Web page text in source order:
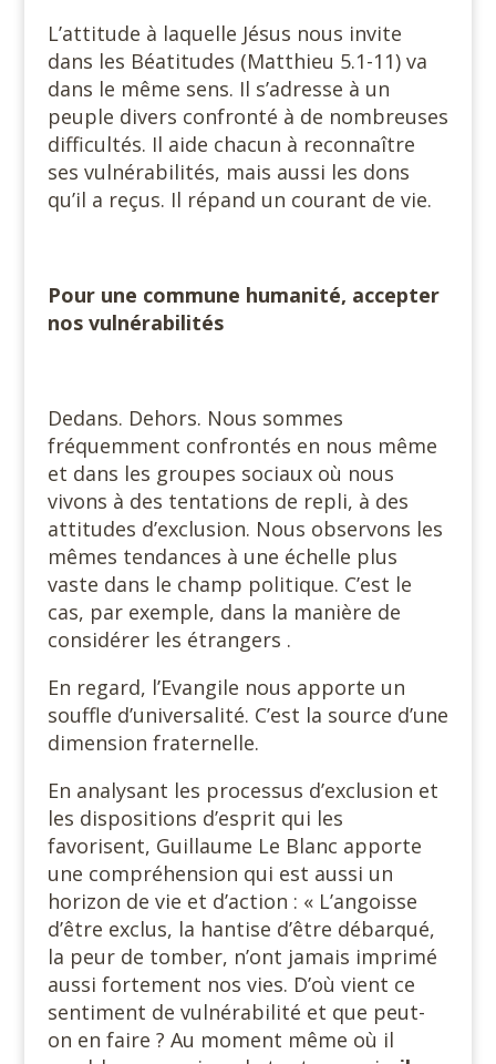
L’attitude à laquelle Jésus nous invite
dans les Béatitudes (Matthieu 5.1-11) va
dans le même sens. Il s’adresse à un
peuple divers confronté à de nombreuses
difficultés. Il aide chacun à reconnaître
ses vulnérabilités, mais aussi les dons
qu’il a reçus. Il répand un courant de vie.
Pour une commune humanité, accepter
nos vulnérabilités
Dedans. Dehors. Nous sommes
fréquemment confrontés en nous même
et dans les groupes sociaux où nous
vivons à des tentations de repli, à des
attitudes d’exclusion. Nous observons les
mêmes tendances à une échelle plus
vaste dans le champ politique. C’est le
cas, par exemple, dans la manière de
considérer les étrangers .
En regard, l’Evangile nous apporte un
souffle d’universalité. C’est la source d’une
dimension fraternelle.
En analysant les processus d’exclusion et
les dispositions d’esprit qui les
favorisent, Guillaume Le Blanc apporte
une compréhension qui est aussi un
horizon de vie et d’action : « L’angoisse
d’être exclus, la hantise d’être débarqué,
la peur de tomber, n’ont jamais imprimé
aussi fortement nos vies. D’où vient ce
sentiment de vulnérabilité et que peut-
on en faire ? Au moment même où il